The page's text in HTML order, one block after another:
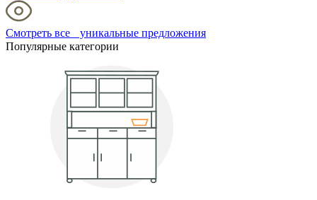
Смотреть все уникальные предложения
Популярные категории